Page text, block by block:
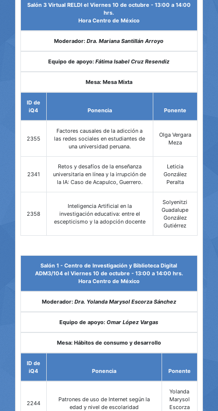
Salón 3 Virtual RELDI el Viernes 10 de octubre - 13:00 a 14:00
hrs.
Hora Centro de México
Moderador:Dra. Mariana Santillán Arroyo
Equipo de apoyo:Fátima Isabel Cruz Resendiz
Mesa: Mesa Mixta
ID de
iQ4
Ponencia Ponente
2355
Factores causales de la adicción a
las redes sociales en estudiantes de
una universidad peruana.
Olga Vergara
Meza
2341
Retos y desafíos de la enseñanza
universitaria en línea y la irrupción de
la IA: Caso de Acapulco, Guerrero.
Leticia
González
Peralta
2358
Inteligencia Artificial en la
investigación educativa: entre el
escepticismo y la adopción docente
Solyenitzi
Guadalupe
González
Gutiérrez
Salón 1 - Centro de Investigación y Biblioteca Digital
ADM3/104 el Viernes 10 de octubre - 13:00 a 14:00 hrs.
Hora Centro de México
Moderador: Dra. Yolanda Marysol Escorza Sánchez
Equipo de apoyo:Omar López Vargas
Mesa: Hábitos de consumo y desarrollo
ID de
iQ4
Ponencia Ponente
2244
Patrones de uso de Internet según la
edad y nivel de escolaridad
Yolanda
Marysol
Escorza